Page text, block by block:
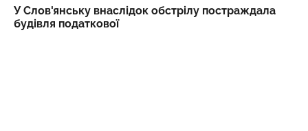
У Слов'янську внаслідок обстрілу постраждала
будівля податкової